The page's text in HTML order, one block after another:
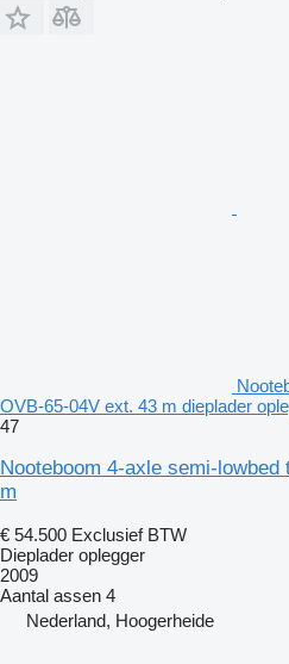
OVB-65-04V ext. 43 m dieplader
47
Nooteboom 4-axle semi-
m
€ 54.500 Exclusief BTW
Dieplader oplegger
2009
Aantal assen 4
Nederland, Hoogerheide